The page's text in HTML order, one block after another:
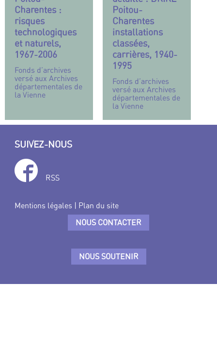
Charentes :
risques
technologiques
et naturels,
1967-2006
Fonds d’archives
versé aux Archives
départementales de
la Vienne
Poitou-
Charentes
installations
classées,
carrières, 1940-
1995
Fonds d’archives
versé aux Archives
départementales de
la Vienne
SUIVEZ-NOUS
RSS
Mentions légales | Plan du site
NOUS CONTACTER
NOUS SOUTENIR